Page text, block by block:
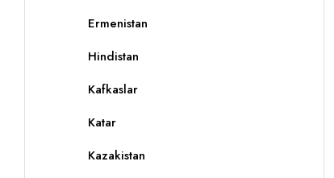
Ermenistan
Hindistan
Kafkaslar
Katar
Kazakistan